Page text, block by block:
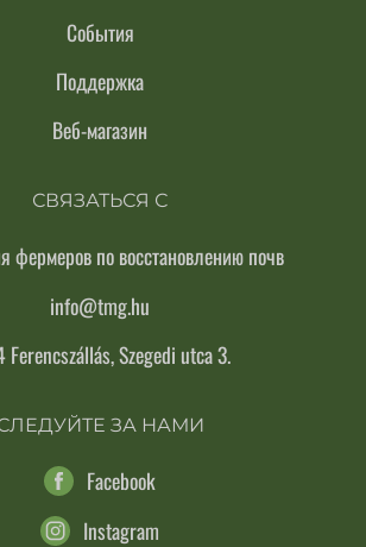
События
Поддержка
Веб-магазин
СВЯЗАТЬСЯ С
фермеров по восстановлению почв
info@tmg.hu
Ferencszállás, Szegedi utca 3.
ЗА НАМИ
Facebook
Instagram